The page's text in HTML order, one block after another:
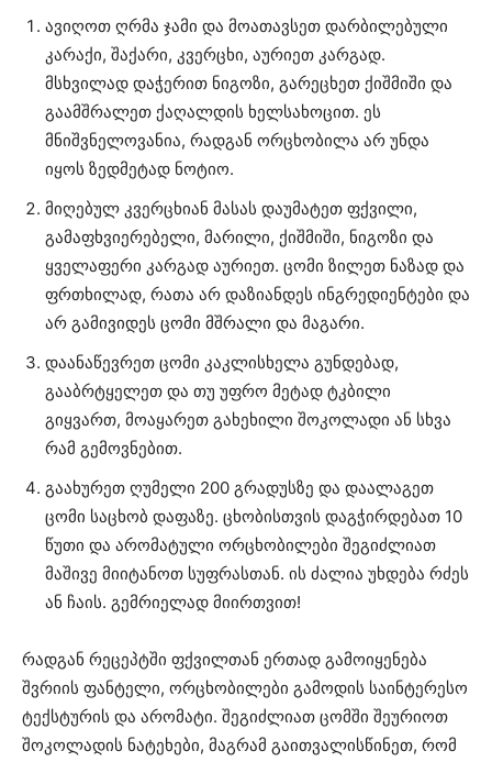
ავიღოთ ღრმა ჯამი და მოათავსეთ დარბილებული
კარაქი, შაქარი, კვერცხი, აურიეთ კარგად.
მსხვილად დაჭერით ნიგოზი, გარეცხეთ ქიშმიში და
გაამშრალეთ ქაღალდის ხელსახოცით. ეს
მნიშვნელოვანია, რადგან ორცხობილა არ უნდა
იყოს ზედმეტად ნოტიო.
მიღებულ კვერცხიან მასას დაუმატეთ ფქვილი,
გამაფხვიერებელი, მარილი, ქიშმიში, ნიგოზი და
ყველაფერი კარგად აურიეთ. ცომი ზილეთ ნაზად და
ფრთხილად, რათა არ დაზიანდეს ინგრედიენტები და
არ გამივიდეს ცომი მშრალი და მაგარი.
დაანაწევრეთ ცომი კაკლისხელა გუნდებად,
გააბრტყელეთ და თუ უფრო მეტად ტკბილი
გიყვართ, მოაყარეთ გახეხილი შოკოლადი ან სხვა
რამ გემოვნებით.
გაახურეთ ღუმელი 200 გრადუსზე და დაალაგეთ
ცომი საცხობ დაფაზე. ცხობისთვის დაგჭირდებათ 10
წუთი და არომატული ორცხობილები შეგიძლიათ
მაშივე მიიტანოთ სუფრასთან. ის ძალია უხდება რძეს
ან ჩაის. გემრიელად მიირთვით!
რადგან რეცეპტში ფქვილთან ერთად გამოიყენება
შვრიის ფანტელი, ორცხობილები გამოდის საინტერესო
ტექსტურის და არომატი. შეგიძლიათ ცომში შეურიოთ
შოკოლადის ნატეხები, მაგრამ გაითვალისწინეთ, რომ